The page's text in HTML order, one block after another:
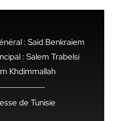
: Said Benkraiem
: Salem Trabelsi
Khdimmallah
de Tunisie